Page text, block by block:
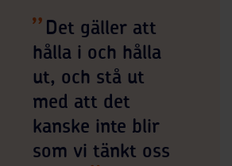
Det gäller att
hålla i och hålla
ut, och stå ut
med att det
kanske inte blir
som vi tänkt oss